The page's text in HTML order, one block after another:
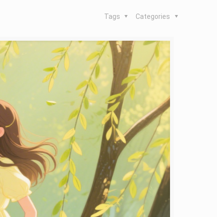
Categories
Tags